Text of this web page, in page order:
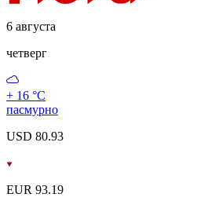
6 августа
четверг
+ 16 °С
пасмурно
USD 80.93
EUR 93.19